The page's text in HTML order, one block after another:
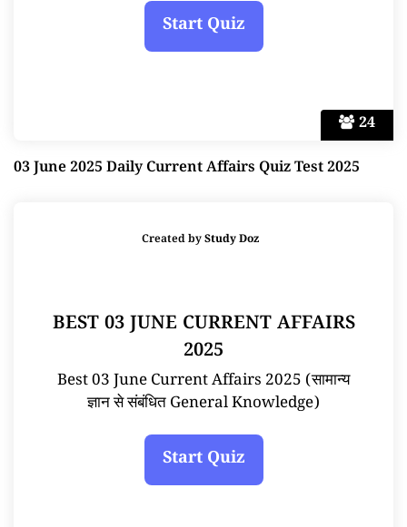
24
03 June 2025 Daily Current Affairs Quiz Test 2025
Created byStudy Doz
BEST 03 JUNE CURRENT AFFAIRS
2025
Best 03 June Current Affairs 2025 (सामान्य
ज्ञान से संबंधित General Knowledge)